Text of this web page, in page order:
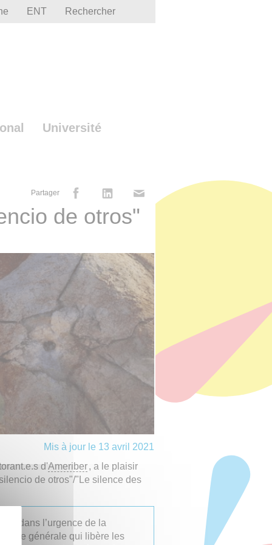
ENT Rechercher
Université
Partager
de otros"
Mis à jour le 13 avril 2021
d'Ameriber, a le plaisir
de otros"/"Le silence des
dans l’urgence de la
générale qui libère les